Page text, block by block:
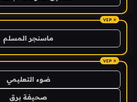
ماسنجر المسلم
ضوء التعليمي
صحيفة برق